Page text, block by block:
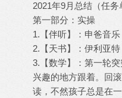
2021年9月总结（任务
第一部分：实操
1.【伴听】：申爸音
2.【天书】：伊利亚特
3.【数学】：第一轮
兴趣的地方跟着。回
读，不然孩子总是在